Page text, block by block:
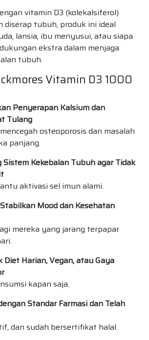
vitamin D3 (kolekalsiferol)
tubuh, produk ini ideal
lansia, ibu menyusui, atau siapa
ekstra dalam menjaga
tubuh.
Vitamin D3 1000
Penyerapan Kalsium dan
Tulang
osteoporosis dan masalah
panjang.
Kekebalan Tubuh agar Tidak
aktivasi sel imun alami.
Mood dan Kesehatan
mereka yang jarang terpapar
Diet Harian, Vegan, atau Gaya
kapan saja.
Standar Farmasi dan Telah
dan sudah bersertifikat halal.